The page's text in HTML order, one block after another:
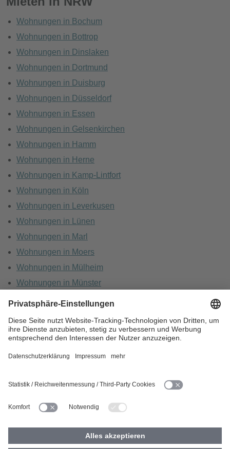
Wohnungen in Bochum
Wohnungen in Bottrop
Wohnungen in Dinslaken
Wohnungen in Dortmund
Wohnungen in Duisburg
Wohnungen in Düsseldorf
Wohnungen in Essen
Wohnungen in Gelsenkirchen
Wohnungen in Hamm
Wohnungen in Herne
Wohnungen in Kamp-Lintfort
Wohnungen in Köln
Wohnungen in Leverkusen
Wohnungen in Lünen
Wohnungen in Marl
Wohnungen in Moers
Wohnungen in Mülheim
Wohnungen in Münster
HOME KARRIERE
BARRIEREFREIHEIT IMPRESSUM
COOKIES